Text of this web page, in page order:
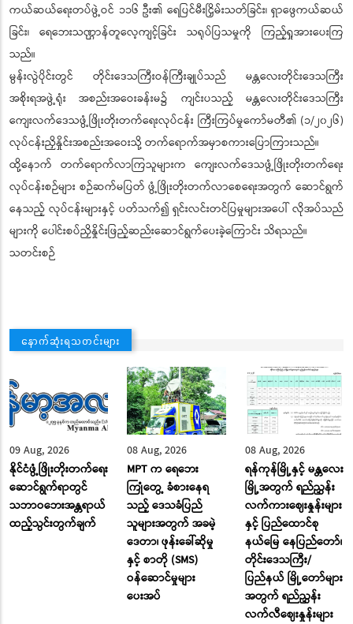
ကယ်ဆယ်ရေးတပ်ဖွဲ့ဝင် ၁၁၆ ဦး၏ ရေပြင်မီးငြှိမ်းသတ်ခြင်း၊ ရှာဖွေကယ်ဆယ်
ခြင်း၊ ရေဘေးသဏ္ဌာန်တူလေ့ကျင့်ခြင်း သရုပ်ပြသမှုကို ကြည့်ရှုအားပေးကြ
သည်။
မွန်းလွဲပိုင်းတွင် တိုင်းဒေသကြီးဝန်ကြီးချုပ်သည် မန္တလေးတိုင်းဒေသကြီး
အစိုးရအဖွဲ့ရုံး အစည်းအဝေးခန်းမ၌ ကျင်းပသည့် မန္တလေးတိုင်းဒေသကြီး
ကျေးလက်ဒေသဖွံ့ဖြိုးတိုးတက်ရေးလုပ်ငန်း ကြီးကြပ်မှုကော်မတီ၏ (၁/၂၀၂၆)
လုပ်ငန်းညှိနှိုင်းအစည်းအဝေးသို့ တက်ရောက်အမှာစကားပြောကြားသည်။
ထို့နောက် တက်ရောက်လာကြသူများက ကျေးလက်ဒေသဖွံ့ဖြိုးတိုးတက်ရေး
လုပ်ငန်းစဉ်များ စဉ်ဆက်မပြတ် ဖွံ့ဖြိုးတိုးတက်လာစေရေးအတွက် ဆောင်ရွက်
နေသည့် လုပ်ငန်းများနှင့် ပတ်သက်၍ ရှင်းလင်းတင်ပြမှုများအပေါ် လိုအပ်သည်
များကို ပေါင်းစပ်ညှိနှိုင်းဖြည့်ဆည်းဆောင်ရွက်ပေးခဲ့ကြောင်း သိရသည်။
သတင်းစဉ်
နောက်ဆုံးရသတင်းများ
09 Aug, 2026
နိုင်ငံဖွံ့ဖြိုးတိုးတက်ရေး
ဆောင်ရွက်ရာတွင်
သဘာဝဘေးအန္တရာယ်
ထည့်သွင်းတွက်ချက်
08 Aug, 2026
MPT က ရေဘေး
ကြုံတွေ့ ခံစားနေရ
သည့် ဒေသခံပြည်
သူများအတွက် အခမဲ့
ဒေတာ၊ ဖုန်းခေါ်ဆိုမှု
နှင့် စာတို (SMS)
ဝန်ဆောင်မှုများ
ပေးအပ်
08 Aug, 2026
ရန်ကုန်မြို့နှင့် မန္တလေး
မြို့အတွက် ရည်ညွှန်း
လက်ကားဈေးနှုန်းများ
နှင့် ပြည်ထောင်စု
နယ်မြေ နေပြည်တော်၊
တိုင်းဒေသကြီး/
ပြည်နယ် မြို့တော်များ
အတွက် ရည်ညွှန်း
လက်လီဈေးနှုန်းများ